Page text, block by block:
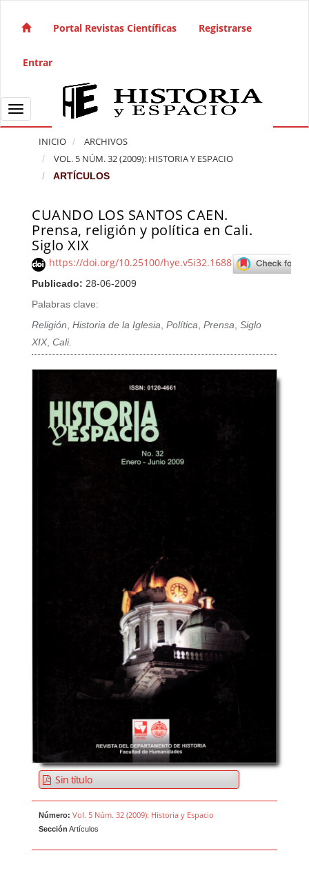
Navegación principal
Barra lateral
Portal Revistas Científicas Registrarse
Entrar
Toggle navigation
INICIO
ARCHIVOS
VOL. 5 NÚM. 32 (2009): HISTORIA Y ESPACIO
ARTÍCULOS
CUANDO LOS SANTOS CAEN.
Prensa, religión y política en Cali.
Siglo XIX
https://doi.org/10.25100/hye.v5i32.1688
Publicado: 28-06-2009
Palabras clave:
Religión,Historia de la Iglesia,Política,Prensa,Siglo
XIX,Cali.
Barra lateral del artículo
Sin título
Número: Vol. 5 Núm. 32 (2009): Historia y Espacio
Sección Artículos